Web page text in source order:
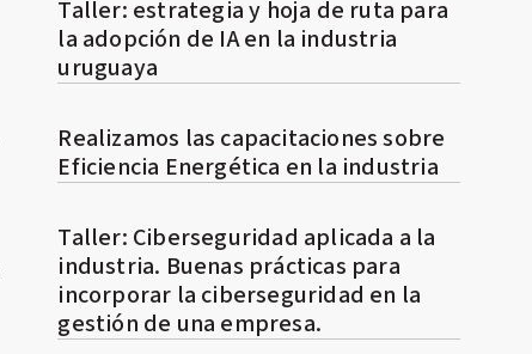
Taller: estrategia y hoja de ruta para
la adopción de IA en la industria
uruguaya
Realizamos las capacitaciones sobre
Eficiencia Energética en la industria
Taller: Ciberseguridad aplicada a la
industria. Buenas prácticas para
incorporar la ciberseguridad en la
gestión de una empresa.